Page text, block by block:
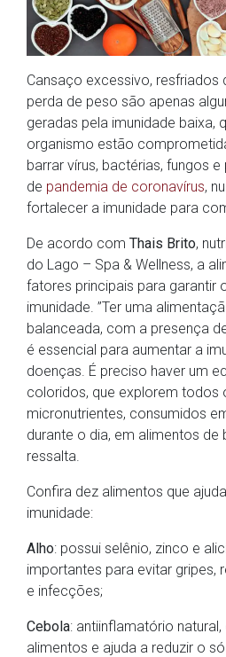
Cansaço excessivo, resfriados
perda de peso são apenas
geradas pela imunidade baixa,
organismo estão
barrar vírus, bactérias, fungos
de pandemia de coronavírus,
fortalecer a imunidade para
De acordo com Thais Brito,
do Lago – Spa & Wellness, a
fatores principais para garantir
imunidade. ”Ter uma
balanceada, com a presença
é essencial para aumentar a
doenças. É preciso haver um
coloridos, que explorem todos
micronutrientes, consumidos
durante o dia, em alimentos de
ressalta.
Confira dez alimentos que
imunidade:
Alho: possui selênio, zinco e
importantes para evitar gripes,
e infecções;
Cebola: antiinflamatório
alimentos e ajuda a reduzir o